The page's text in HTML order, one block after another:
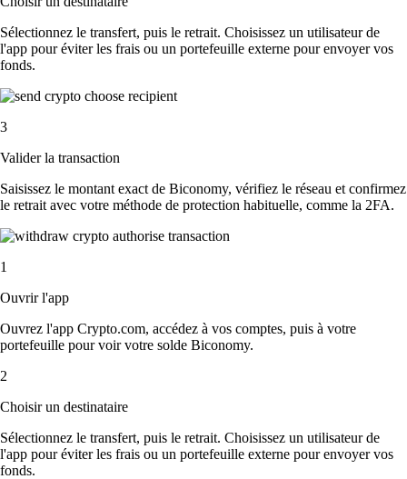
Sélectionnez le transfert, puis le retrait. Choisissez un utilisateur de
l'app pour éviter les frais ou un portefeuille externe pour envoyer vos
fonds.
3
Valider la transaction
Saisissez le montant exact de Biconomy, vérifiez le réseau et confirmez
le retrait avec votre méthode de protection habituelle, comme la 2FA.
1
Ouvrir l'app
Ouvrez l'app Crypto.com, accédez à vos comptes, puis à votre
portefeuille pour voir votre solde Biconomy.
2
Choisir un destinataire
Sélectionnez le transfert, puis le retrait. Choisissez un utilisateur de
l'app pour éviter les frais ou un portefeuille externe pour envoyer vos
fonds.